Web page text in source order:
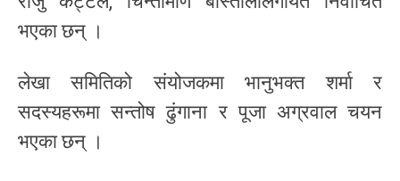
भएका छन् ।
लेखा समितिको संयोजकमा भानुभक्त शर्मा र
सदस्यहरूमा सन्तोष ढुंगाना र पूजा अग्रवाल चयन
भएका छन् ।